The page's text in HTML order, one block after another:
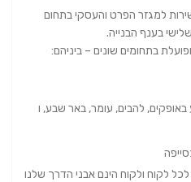
למגזר הפרט והעסקי בתחום
בתחומים שונים – ביניהם:
באופקים, להבים, עומר, באר שבע, ו
לכל לקוח ולקוח הינם אבני הדרך שלנו